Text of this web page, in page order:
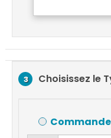
3 Choisissez le